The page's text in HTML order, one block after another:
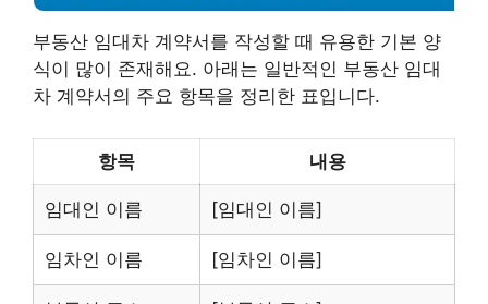
부동산 임대차 계약서를 작성할 때 유용한 기본 양
식이 많이 존재해요. 아래는 일반적인 부동산 임대
차 계약서의 주요 항목을 정리한 표입니다.
항목 내용
임대인 이름 [임대인 이름]
임차인 이름 [임차인 이름]